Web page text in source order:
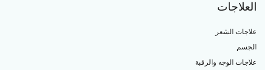
العلاجات
علاجات الشعر
الجسم
علاجات الوجه والرقبة